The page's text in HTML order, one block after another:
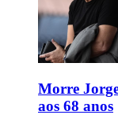
Morre
aos 68 anos